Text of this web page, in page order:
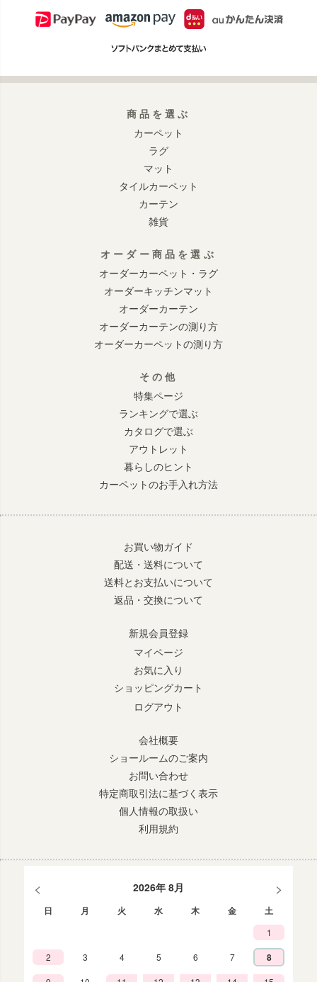
商品を選ぶ
カーペット
ラグ
マット
タイルカーペット
カーテン
雑貨
オーダー商品を選ぶ
オーダーカーペット・ラグ
オーダーキッチンマット
オーダーカーテン
オーダーカーテンの測り方
オーダーカーペットの測り方
その他
特集ページ
ランキングで選ぶ
カタログで選ぶ
アウトレット
暮らしのヒント
カーペットのお手入れ方法
お買い物ガイド
配送・送料について
送料とお支払いについて
返品・交換について
新規会員登録
マイページ
お気に入り
ショッピングカート
ログアウト
会社概要
ショールームのご案内
お問い合わせ
特定商取引法に基づく表示
個人情報の取扱い
利用規約
< 2026年 8月 >
日 月 火 水 木 金 土
1
2 3 4 5 6 7 8